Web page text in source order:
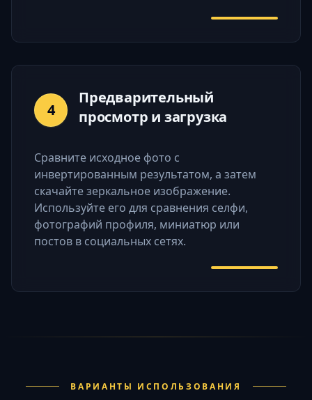
4
Предварительный
просмотр и загрузка
Сравните исходное фото с
инвертированным результатом, а затем
скачайте зеркальное изображение.
Используйте его для сравнения селфи,
фотографий профиля, миниатюр или
постов в социальных сетях.
ВАРИАНТЫ ИСПОЛЬЗОВАНИЯ